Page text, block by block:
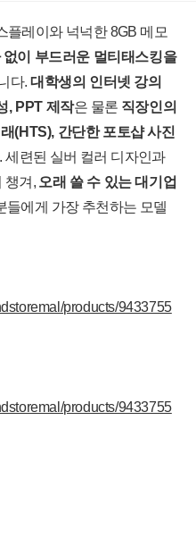
플레이와 넉넉한 8GB 메모
없이 부드러운 멀티태스킹을
다.대학생의 인터넷 강의
, PPT 제작은 물론 직장인의
(HTS), 간단한 포토샵 사진
세련된 실버 컬러 디자인과
챙겨, 오래 쓸 수 있는 대기업
들에게 가장 추천하는 모델
products/9433755
products/9433755